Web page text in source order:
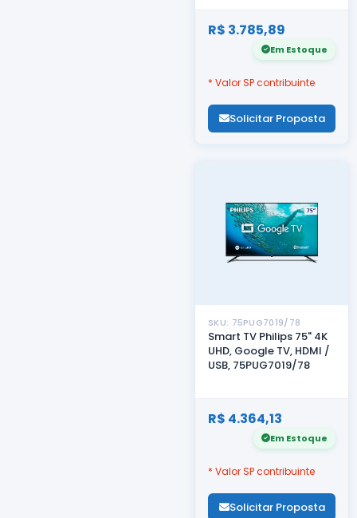
R$ 3.785,89
Em Estoque
* Valor SP contribuinte
Solicitar Proposta
SKU: 75PUG7019/78
Smart TV Philips 75" 4K
UHD, Google TV, HDMI /
USB, 75PUG7019/78
R$ 4.364,13
Em Estoque
* Valor SP contribuinte
Solicitar Proposta